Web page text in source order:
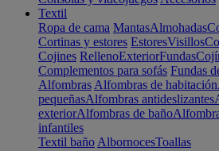
Textil
Ropa de cama MantasAlmohadas
Cortinas y estores EstoresVisillos
Cojines RellenoExteriorFundas
Complementos para sofás Fundas
Alfombras Alfombras de habitación
pequeñasAlfombras antideslizantes
exteriorAlfombras de baño
infantiles
Textil baño AlbornocesToallas